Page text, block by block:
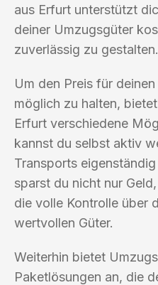
aus Erfurt unterstützt
deiner Umzugsgüter
zuverlässig zu gestalten.
Um den Preis für
möglich zu halten,
Erfurt verschiedene
kannst du selbst aktiv
Transports
sparst du nicht nur
die volle Kontrolle über
wertvollen Güter.
Weiterhin bietet
Paketlösungen an, die